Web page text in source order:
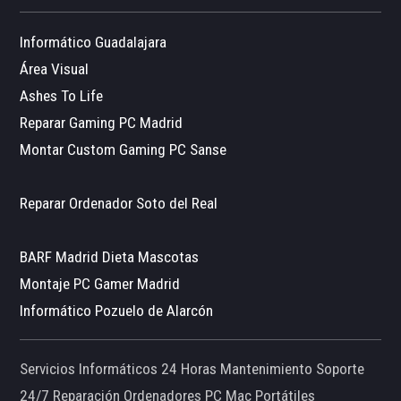
Informático Guadalajara
Área Visual
Ashes To Life
Reparar Gaming PC Madrid
Montar Custom Gaming PC Sanse
Reparar Ordenador Soto del Real
BARF Madrid Dieta Mascotas
Montaje PC Gamer Madrid
Informático Pozuelo de Alarcón
Servicios Informáticos 24 Horas Mantenimiento Soporte
24/7 Reparación Ordenadores PC Mac Portátiles